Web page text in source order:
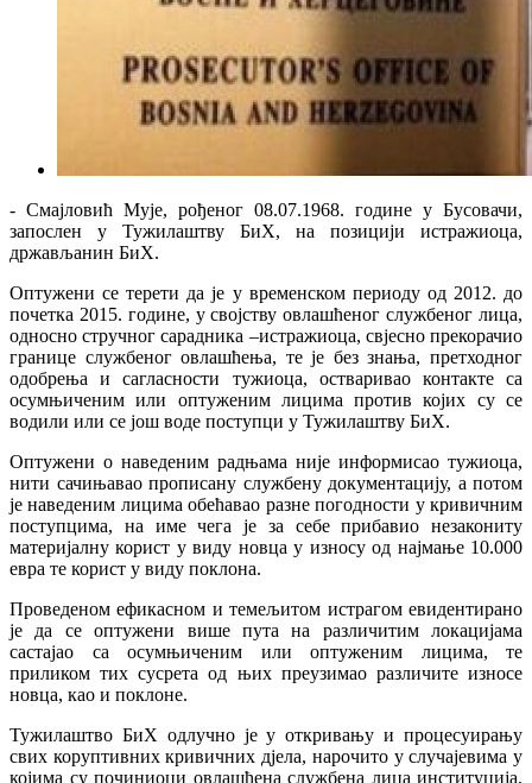
- Смајловић Мује, рођеног 08.07.1968. године у Бусовачи,
запослен у Тужилаштву БиХ, на позицији истражиоца,
држављанин БиХ.
Оптужени се терети да је у временском периоду од 2012. до
почетка 2015. године, у својству овлашћеног службеног лица,
односно стручног сарадника –истражиоца, свјесно прекорачио
границе службеног овлашћења, те је без знања, претходног
одобрења и сагласности тужиоца, остваривао контакте са
осумњиченим или оптуженим лицима против којих су се
водили или се још воде поступци у Тужилаштву БиХ.
Оптужени о наведеним радњама није информисао тужиоца,
нити сачињавао прописану службену документацију, а потом
је наведеним лицима обећавао разне погодности у кривичним
поступцима, на име чега је за себе прибавио незакониту
материјалну корист у виду новца у износу од најмање 10.000
евра те корист у виду поклона.
Проведеном ефикасном и темељитом истрагом евидентирано
је да се оптужени више пута на различитим локацијама
састајао са осумњиченим или оптуженим лицима, те
приликом тих сусрета од њих преузимао различите износе
новца, као и поклоне.
Тужилаштво БиХ одлучно је у откривању и процесуирању
свих коруптивних кривичних дјела, нарочито у случајевима у
којима су починиоци овлашћена службена лица институција,